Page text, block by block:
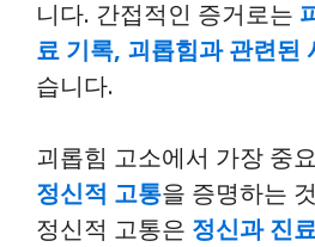
니다. 간접적인 증거로는
료 기록, 괴롭힘과 관련된
습니다.
괴롭힘 고소에서 가장 중
정신적 고통을 증명하는
정신적 고통은 정신과 진